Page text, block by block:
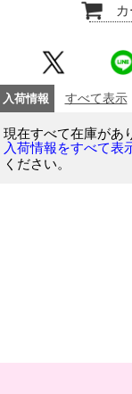
入荷情報 すべて表示
現在すべて在庫があ
入荷情報をすべて表
ください。